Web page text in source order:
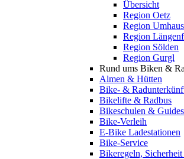
Übersicht
Region Oetz
Region
Region
Region Sölden
Region Gurgl
Rund ums Biken &
Almen & Hütten
Bike- &
Bikelifte & Radbus
Bikeschulen & Guides
Bike-Verleih
E-Bike Ladestationen
Bike-Service
Bikeregeln,